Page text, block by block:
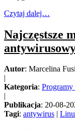
Czytaj dalej…
Najczęstsze
Autor: Marcelina
|
Kategoria:
|
Publikacja: 20-08-
Tagi: antywirus |